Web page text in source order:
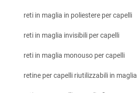
reti in maglia in poliestere per capelli
reti in maglia invisibili per capelli
reti in maglia monouso per capelli
retine per capelli riutilizzabili in maglia